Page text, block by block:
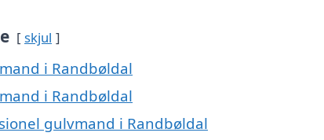
skjul
i Randbøldal
i Randbøldal
gulvmand i Randbøldal